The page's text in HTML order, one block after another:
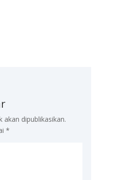
akan dipublikasikan.
*